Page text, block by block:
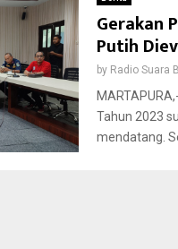
Gerakan
Putih
by Radio Suara
Tahun 2023
mendatang.